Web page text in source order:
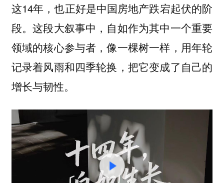
这14年，也正好是中国房地产跌宕起伏的阶
段。这段大叙事中，自如作为其中一个重要
领域的核心参与者，像一棵树一样，用年轮
记录着风雨和四季轮换，把它变成了自己的
增长与韧性。